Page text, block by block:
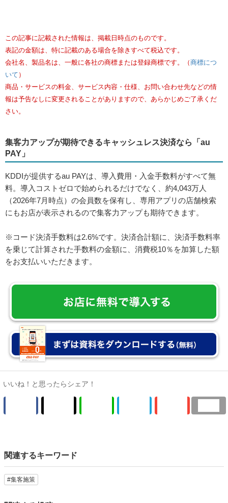
飲食店のかきいれ時！新しい生活様式における忘年会の販促イベ
ント例
飲食店が混雑する忘年会シーズン。最近は酒類提供の自粛までは求められず、新型
コロナウイルス感染症のピークとぶつからなければ、以前の出足が戻ることが期待
この記事に記載された情報は、掲載日時点のものです。
表記の金額は、特に記載のある場合を除きすべて税込です。
会社名、製品名は、一般に各社の商標または登録商標です。（商標につ
いて ）
報は予告なしに変更されることがありますので、あらかじめご了承くだ
さい。
PAY」
料。導入コストゼロで始められるだけでなく、約4,043万人
（2026年7月時点）の会員数を保有し、専用アプリの店舗検索
にもお店が表示されるので集客力アップも期待できます。
※コード決済手数料は2.6%です。決済合計額に、決済手数料率
を乗じて計算された手数料の金額に、消費税10％を加算した額
をお支払いいただきます。